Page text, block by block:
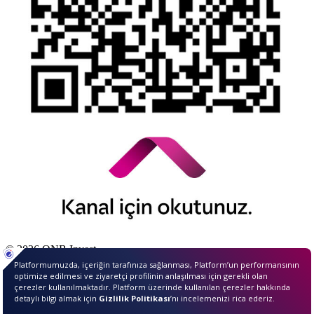
© 2026 QNB Invest,
QNBiştirakidir.